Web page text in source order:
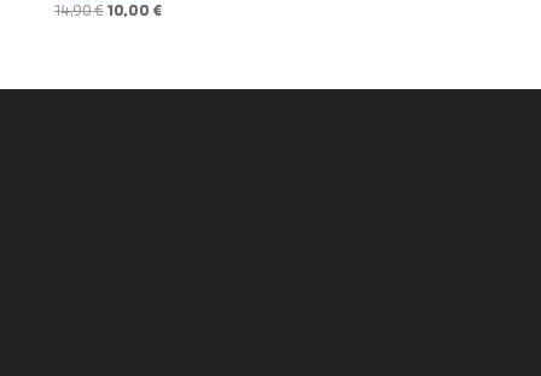
14,90€ Alkuperäinen
14,90 €.
10,00 €Nykyinen
10,00 €.